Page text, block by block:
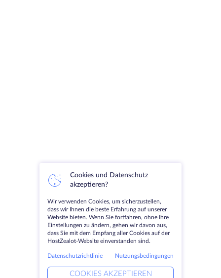
Cookies und Datenschutz
akzeptieren?
Wir verwenden Cookies, um sicherzustellen,
dass wir Ihnen die beste Erfahrung auf unserer
Website bieten. Wenn Sie fortfahren, ohne Ihre
Einstellungen zu ändern, gehen wir davon aus,
dass Sie mit dem Empfang aller Cookies auf der
HostZealot-Website einverstanden sind.
Datenschutzrichtlinie Nutzungsbedingungen
COOKIES AKZEPTIEREN